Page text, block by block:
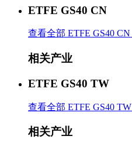
ETFE GS40 CN
查看全部 ETFE GS40 CN
相关产业
ETFE GS40 TW
查看全部 ETFE GS40 TW
相关产业